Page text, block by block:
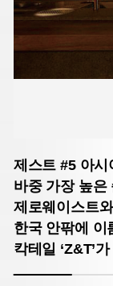
제스트 #5아시
바중 가장 높은
제로웨이스트
한국 안팎에 이
칵테일 ‘Z&T’